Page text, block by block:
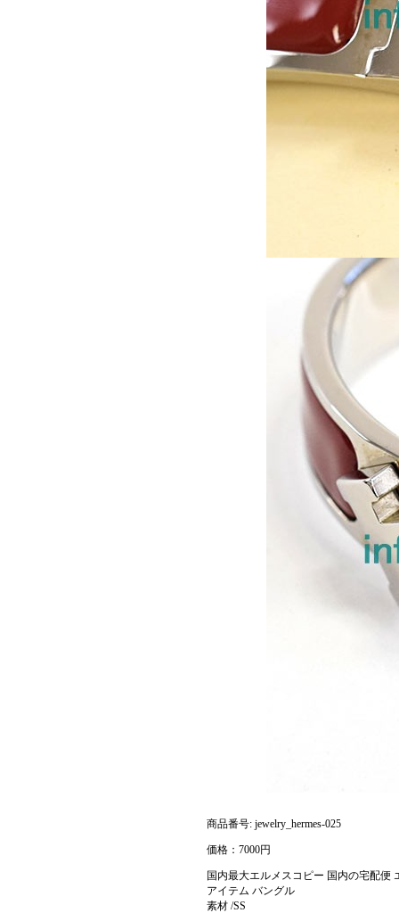
商品番号: jewelry_hermes-025
価格：7000円
国内最大エルメスコピー 国内の宅配
アイテム バングル
素材 /SS